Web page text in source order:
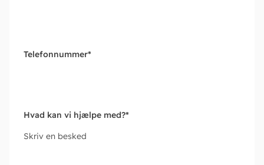
Telefonnummer*
Hvad kan vi hjælpe med?*
Skriv en besked